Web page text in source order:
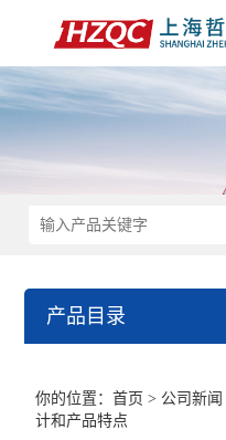
产品目录
数控电气柜
你的位置：首页 > 公司新闻
计和产品特点